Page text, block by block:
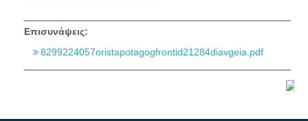
Επισυνάψεις:
8299224057oristapotagogfrontid21284diavgeia.pdf